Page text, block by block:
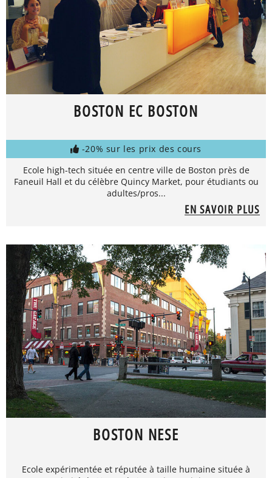
BOSTON EC BOSTON
-20% sur les prix des cours
Ecole high-tech située en centre ville de Boston près de
Faneuil Hall et du célèbre Quincy Market, pour étudiants ou
adultes/pros...
EN SAVOIR PLUS
BOSTON NESE
Ecole expérimentée et réputée à taille humaine située à